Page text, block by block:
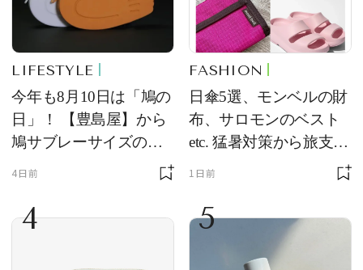
LIFESTYLE
今年も8月10日は「鳩の
日」！ 【豊島屋】から
鳩サブレーサイズのポ
ーチ「はとっこ」を限
4日前
FASHION
日傘5選、モンベルの財
布、サロモンのベスト
etc. 猛暑対策から旅支度
まで！ ｜今週の人気記
1日前
4 5